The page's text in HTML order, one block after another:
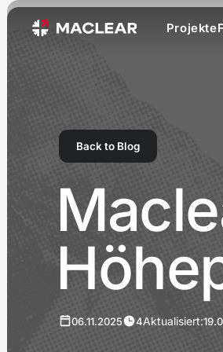
Projekte
Back to Blog
06.11.2025 4Aktualisiert: